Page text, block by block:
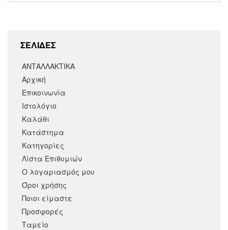
ΣΕΛΙΔΕΣ
ΑΝΤΑΛΛΑΚΤΙΚΑ
Αρχική
Επικοινωνία
Ιστολόγιο
Καλάθι
Κατάστημα
Κατηγορίες
Λίστα Επιθυμιών
Ο λογαριασμός μου
Όροι χρήσης
Ποιοι είμαστε
Προσφορές
Ταμείο